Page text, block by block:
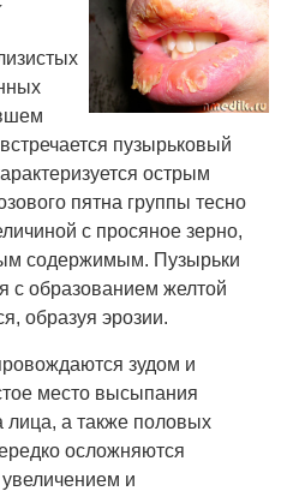
пузырьковый
острым
пятна группы тесно
с просяное зерно,
содержимым. Пузырьки
с образованием желтой
образуя эрозии.
зудом и
место высыпания
лица, а также половых
осложняются
и